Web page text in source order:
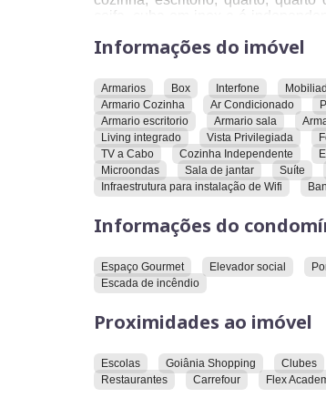
coifa, cuba em inox e é
geladeira. O apartamento possui
porcelanato, projeto
ventilação natural e vista
O condomínio onde o
escada de incêndio, espaço
O imóvel está localizado
farmácias, Flex Academia,
benefícios que ele pode oferecer.
Informações do imóvel
Armarios Box Interfone
Armario Cozinha
Ar Condicionado
Armario escritorio
Armario sala
Living integrado
Vista Privilegiada
TV a Cabo
Cozinha Independente
Microondas
Sala de jantar Suíte
Infraestrutura para instalação de Wifi
Informações do
Espaço Gourmet Elevador social
Escada de incêndio
Proximidades ao imóvel
Escolas Goiânia Shopping Clubes
Restaurantes
Carrefour Flex